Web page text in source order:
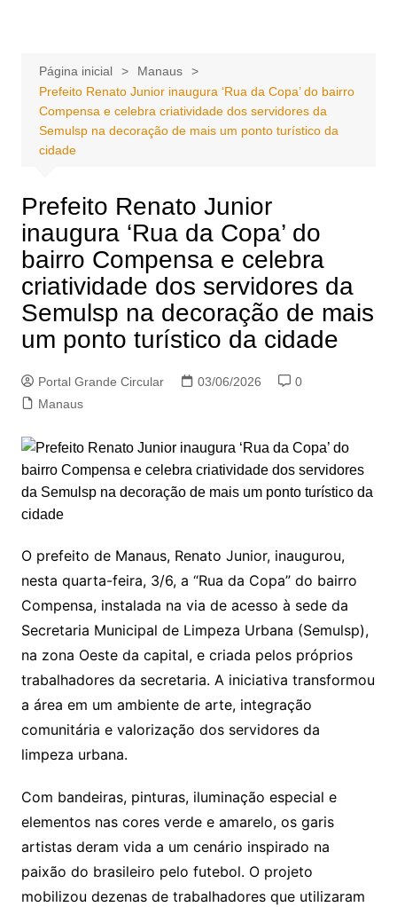
conteúdoPágina inicial
Manaus
Prefeito Renato Junior inaugura ‘Rua da Copa’ do bairro
Compensa e celebra criatividade dos servidores da
Semulsp na decoração de mais um ponto turístico da
cidade
Prefeito Renato Junior
inaugura ‘Rua da Copa’ do
bairro Compensa e celebra
criatividade dos servidores da
Semulsp na decoração de mais
um ponto turístico da cidade
Portal Grande Circular 03/06/2026
0
Manaus
O prefeito de Manaus, Renato Junior, inaugurou,
nesta quarta-feira, 3/6, a “Rua da Copa” do bairro
Compensa, instalada na via de acesso à sede da
Secretaria Municipal de Limpeza Urbana (Semulsp),
na zona Oeste da capital, e criada pelos próprios
trabalhadores da secretaria. A iniciativa transformou
a área em um ambiente de arte, integração
comunitária e valorização dos servidores da
limpeza urbana.
Com bandeiras, pinturas, iluminação especial e
elementos nas cores verde e amarelo, os garis
artistas deram vida a um cenário inspirado na
paixão do brasileiro pelo futebol. O projeto
mobilizou dezenas de trabalhadores que utilizaram